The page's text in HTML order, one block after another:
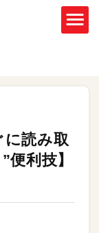
に読み取
利技】